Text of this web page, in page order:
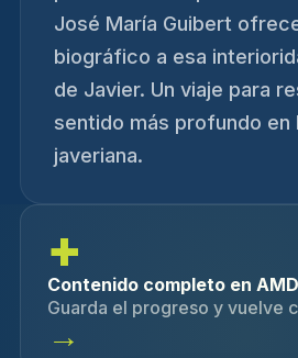
José María Guibert
biográfico a esa
de Javier. Un viaje para
sentido más profundo en
javeriana.
+
Contenido completo en
Guarda el progreso y vuelve
→